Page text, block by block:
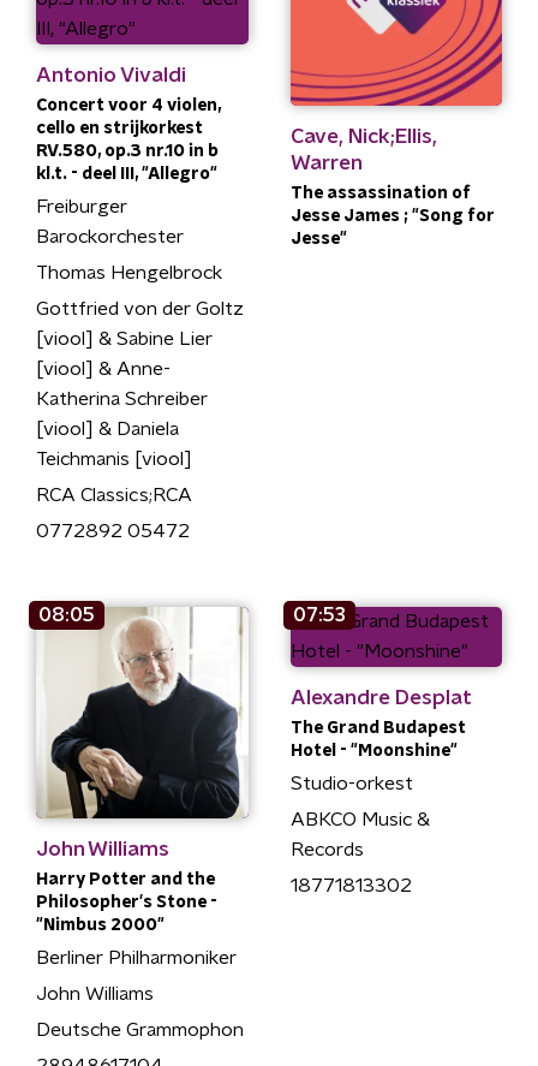
Antonio Vivaldi
Concert voor 4 violen,
cello en strijkorkest
RV.580, op.3 nr.10 in b
kl.t. - deel III, "Allegro"
Freiburger
Barockorchester
Thomas Hengelbrock
Gottfried von der Goltz
[viool] & Sabine Lier
[viool] & Anne-
Katherina Schreiber
[viool] & Daniela
Teichmanis [viool]
RCA Classics;RCA
0772892 05472
Cave, Nick;Ellis,
Warren
The assassination of
Jesse James ; "Song for
Jesse"
08:05
John Williams
Harry Potter and the
Philosopher's Stone -
"Nimbus 2000"
Berliner Philharmoniker
John Williams
Deutsche Grammophon
07:53
Alexandre Desplat
The Grand Budapest
Hotel - "Moonshine"
Studio-orkest
ABKCO Music &
Records
18771813302